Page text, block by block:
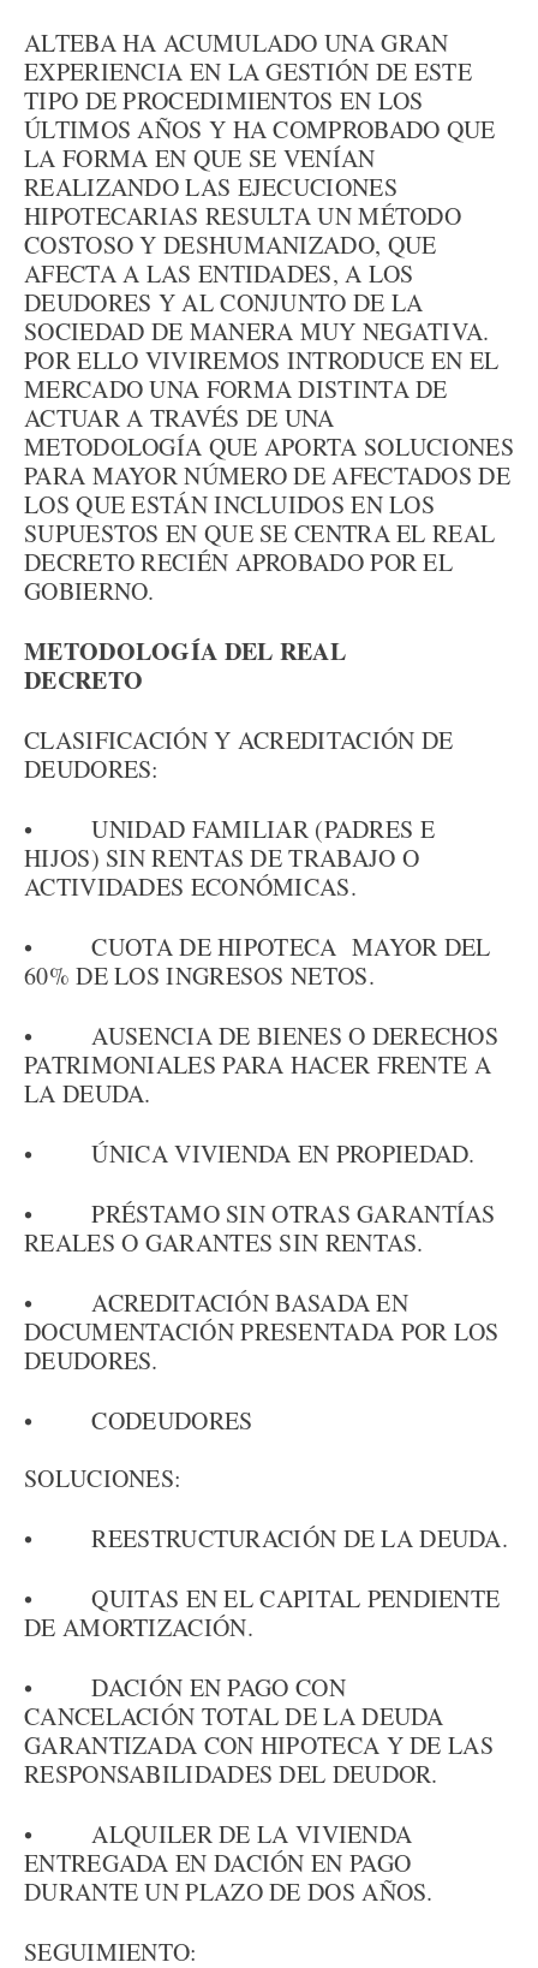
ALTEBA HA ACUMULADO UNA GRAN
EXPERIENCIA EN LA GESTIÓN DE ESTE
TIPO DE PROCEDIMIENTOS EN LOS
ÚLTIMOS AÑOS Y HA COMPROBADO QUE
LA FORMA EN QUE SE VENÍAN
REALIZANDO LAS EJECUCIONES
HIPOTECARIAS RESULTA UN MÉTODO
COSTOSO Y DESHUMANIZADO, QUE
AFECTA A LAS ENTIDADES, A LOS
DEUDORES Y AL CONJUNTO DE LA
SOCIEDAD DE MANERA MUY NEGATIVA.
POR ELLO VIVIREMOS INTRODUCE EN EL
MERCADO UNA FORMA DISTINTA DE
ACTUAR A TRAVÉS DE UNA
METODOLOGÍA QUE APORTA SOLUCIONES
PARA MAYOR NÚMERO DE AFECTADOS DE
LOS QUE ESTÁN INCLUIDOS EN LOS
SUPUESTOS EN QUE SE CENTRA EL REAL
DECRETO RECIÉN APROBADO POR EL
GOBIERNO.
METODOLOGÍA DEL REAL
DECRETO
CLASIFICACIÓN Y ACREDITACIÓN DE
DEUDORES:
• UNIDAD FAMILIAR (PADRES E
HIJOS) SIN RENTAS DE TRABAJO O
ACTIVIDADES ECONÓMICAS.
• CUOTA DE HIPOTECA MAYOR DEL
60% DE LOS INGRESOS NETOS.
• AUSENCIA DE BIENES O DERECHOS
PATRIMONIALES PARA HACER FRENTE A
LA DEUDA.
• ÚNICA VIVIENDA EN PROPIEDAD.
• PRÉSTAMO SIN OTRAS GARANTÍAS
REALES O GARANTES SIN RENTAS.
• ACREDITACIÓN BASADA EN
DOCUMENTACIÓN PRESENTADA POR LOS
DEUDORES.
• CODEUDORES
SOLUCIONES:
• REESTRUCTURACIÓN DE LA DEUDA.
• QUITAS EN EL CAPITAL PENDIENTE
DE AMORTIZACIÓN.
• DACIÓN EN PAGO CON
CANCELACIÓN TOTAL DE LA DEUDA
GARANTIZADA CON HIPOTECA Y DE LAS
RESPONSABILIDADES DEL DEUDOR.
• ALQUILER DE LA VIVIENDA
ENTREGADA EN DACIÓN EN PAGO
DURANTE UN PLAZO DE DOS AÑOS.
SEGUIMIENTO: